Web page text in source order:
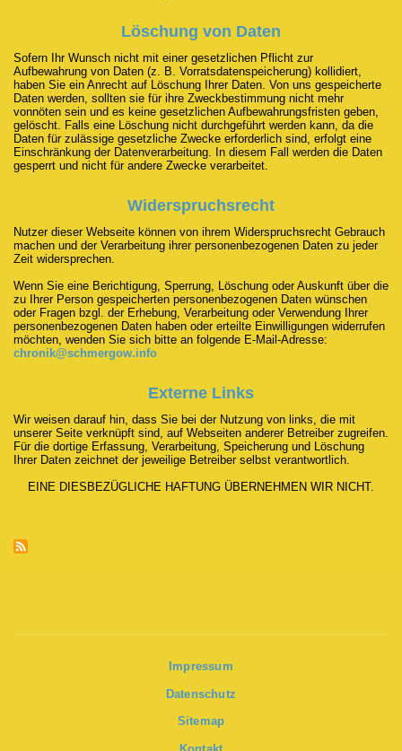
Löschung von Daten
Sofern Ihr Wunsch nicht mit einer gesetzlichen Pflicht zur
Aufbewahrung von Daten (z. B. Vorratsdatenspeicherung) kollidiert,
haben Sie ein Anrecht auf Löschung Ihrer Daten. Von uns gespeicherte
Daten werden, sollten sie für ihre Zweckbestimmung nicht mehr
vonnöten sein und es keine gesetzlichen Aufbewahrungsfristen geben,
gelöscht. Falls eine Löschung nicht durchgeführt werden kann, da die
Daten für zulässige gesetzliche Zwecke erforderlich sind, erfolgt eine
Einschränkung der Datenverarbeitung. In diesem Fall werden die Daten
gesperrt und nicht für andere Zwecke verarbeitet.
Widerspruchsrecht
Nutzer dieser Webseite können von ihrem Widerspruchsrecht Gebrauch
machen und der Verarbeitung ihrer personenbezogenen Daten zu jeder
Zeit widersprechen.
Wenn Sie eine Berichtigung, Sperrung, Löschung oder Auskunft über die
zu Ihrer Person gespeicherten personenbezogenen Daten wünschen
oder Fragen bzgl. der Erhebung, Verarbeitung oder Verwendung Ihrer
personenbezogenen Daten haben oder erteilte Einwilligungen widerrufen
möchten, wenden Sie sich bitte an folgende E-Mail-Adresse:
chronik@schmergow.info
Externe Links
Wir weisen darauf hin, dass Sie bei der Nutzung von links, die mit
unserer Seite verknüpft sind, auf Webseiten anderer Betreiber zugreifen.
Für die dortige Erfassung, Verarbeitung, Speicherung und Löschung
Ihrer Daten zeichnet der jeweilige Betreiber selbst verantwortlich.
EINE DIESBEZÜGLICHE HAFTUNG ÜBERNEHMEN WIR NICHT.
Impressum
Datenschutz
Sitemap